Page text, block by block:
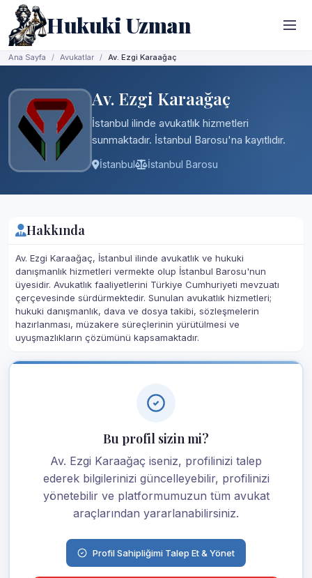
Hukuki Uzman
Ana Sayfa Avukatlar Av. Ezgi Karaağaç
Av. Ezgi Karaağaç
İstanbul ilinde avukatlık hizmetleri
sunmaktadır. İstanbul Barosu'na kayıtlıdır.
İstanbul İstanbul Barosu
Hakkında
Av. Ezgi Karaağaç, İstanbul ilinde avukatlık ve hukuki
danışmanlık hizmetleri vermekte olup İstanbul Barosu'nun
üyesidir. Avukatlık faaliyetlerini Türkiye Cumhuriyeti mevzuatı
çerçevesinde sürdürmektedir. Sunulan avukatlık hizmetleri;
hukuki danışmanlık, dava ve dosya takibi, sözleşmelerin
hazırlanması, müzakere süreçlerinin yürütülmesi ve
uyuşmazlıkların çözümünü kapsamaktadır.
Bu profil sizin mi?
Av. Ezgi Karaağaç iseniz, profilinizi talep
ederek bilgilerinizi güncelleyebilir, profilinizi
yönetebilir ve platformumuzun tüm avukat
araçlarından yararlanabilirsiniz.
Profil Sahipliğimi Talep Et & Yönet